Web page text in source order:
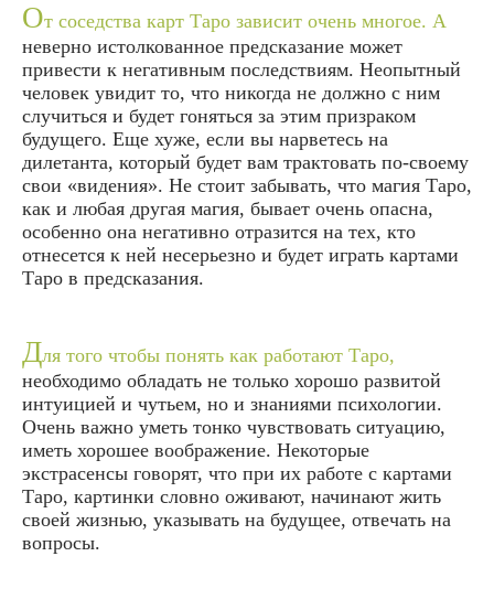
От соседства карт Таро зависит очень многое. А
неверно истолкованное предсказание может
привести к негативным последствиям. Неопытный
человек увидит то, что никогда не должно с ним
случиться и будет гоняться за этим призраком
будущего. Еще хуже, если вы нарветесь на
дилетанта, который будет вам трактовать по-своему
свои «видения». Не стоит забывать, что магия Таро,
как и любая другая магия, бывает очень опасна,
особенно она негативно отразится на тех, кто
отнесется к ней несерьезно и будет играть картами
Таро в предсказания.
Для того чтобы понять как работают Таро,
необходимо обладать не только хорошо развитой
интуицией и чутьем, но и знаниями психологии.
Очень важно уметь тонко чувствовать ситуацию,
иметь хорошее воображение. Некоторые
экстрасенсы говорят, что при их работе с картами
Таро, картинки словно оживают, начинают жить
своей жизнью, указывать на будущее, отвечать на
вопросы.